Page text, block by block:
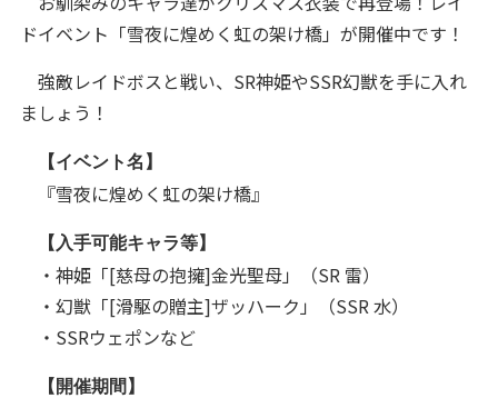
ドイベント「雪夜に煌めく虹の架け橋」が開催中です！
強敵レイドボスと戦い、SR神姫やSSR幻獣を手に入れ
ましょう！
【イベント名】
『雪夜に煌めく虹の架け橋』
【入手可能キャラ等】
・神姫「[慈母の抱擁]金光聖母」（SR 雷）
・幻獣「[滑駆の贈主]ザッハーク」（SSR 水）
・SSRウェポンなど
【開催期間】